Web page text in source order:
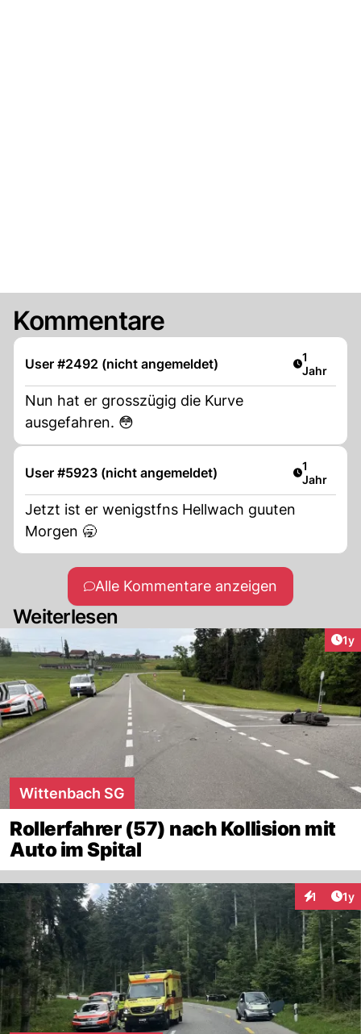
Kommentare
User #2492 (nicht angemeldet) Artikel
1
Jahr
Nun hat er grosszügig die Kurve
ausgefahren. 😳
User #5923 (nicht angemeldet) Artikel
1
Jahr
Jetzt ist er wenigstfns Hellwach guuten
Morgen 🥱
Alle Kommentare anzeigen
Weiterlesen
1y
Wittenbach SG
Rollerfahrer (57) nach Kollision mit
Auto im Spital
1 1y